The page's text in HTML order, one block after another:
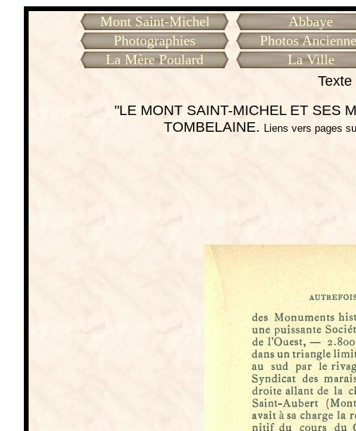
Mont Saint-Michel
Abbaye
Photographies
Photos
La Mère Poulard
La Ville
"LE MONT SAINT-MICHEL ET SES
TOMBELAINE. Liens vers pages